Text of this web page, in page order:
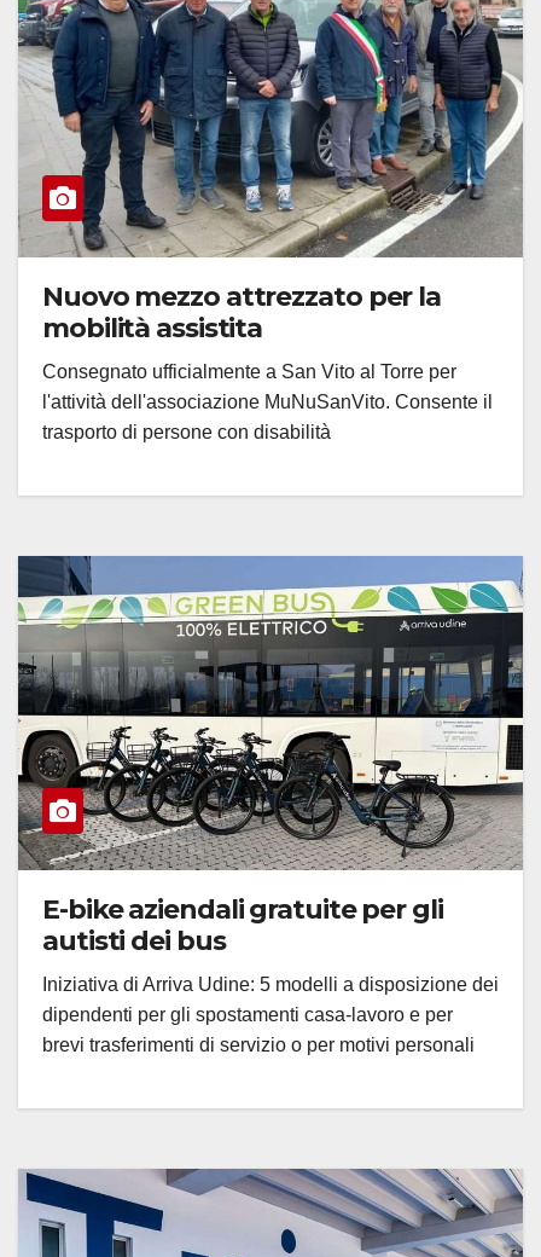
Nuovo mezzo attrezzato per la
mobilità assistita
Consegnato ufficialmente a San Vito al Torre per
l'attività dell'associazione MuNuSanVito. Consente il
trasporto di persone con disabilità
E-bike aziendali gratuite per gli
autisti dei bus
Iniziativa di Arriva Udine: 5 modelli a disposizione dei
dipendenti per gli spostamenti casa-lavoro e per
brevi trasferimenti di servizio o per motivi personali